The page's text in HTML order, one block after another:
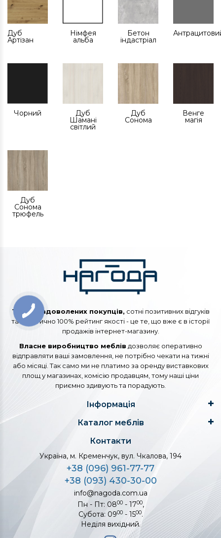
Дуб
Артізан
Німфея
альба
Бетон
індастріал
Чорний Дуб
Шамані
світлий
Дуб
Сонома
Венге
магія
Дуб
Сонома
трюфель
Тисячі задоволених покупців, сотні позитивних відгуків
та практично 100% рейтинг якості - це те, що вже є в історії
продажів інтернет-магазину.
Власне виробництво меблів дозволяє оперативно
відправляти ваші замовлення, не потрібно чекати на тижні
або місяці. Так само ми не платимо за оренду виставкових
площ у магазинах, комісію продавцям, тому наші ціни
приємно здивують та порадують.
Інформація
Каталог меблів
Контакти
Україна, м. Кременчук, вул. Чкалова, 194
+38 (096) 961-77-77
+38 (093) 430-30-00
info@nagoda.com.ua
Пн - Пт: 0800- 1700,
Субота: 0900- 1500.
Неділя вихідний.